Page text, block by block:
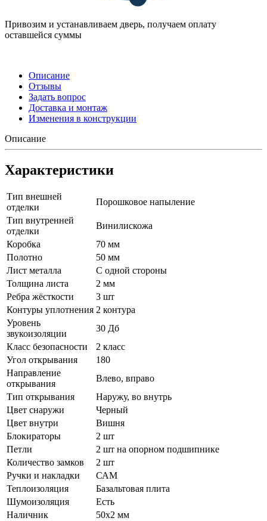
Привозим и устанавливаем дверь, получаем оплату
оставшейся суммы
Описание
Отзывы
Задать вопрос
Доставка и монтаж
Изменения в конструкции
Описание
Характеристики
Тип внешней
отделки
Порошковое напыление
Тип внутренней
отделки
Винилискожа
Коробка
70 мм
Полотно
50 мм
Лист металла
С одной стороны
Толщина листа
2 мм
Ребра жёсткости
3 шт
Контуры уплотнения 2 контура
Уровень
звукоизоляции
30 Дб
Класс безопасности
2 класс
Угол открывания
180
Направление
открывания
Влево, вправо
Тип открывания
Наружу, во внутрь
Цвет снаружи
Черный
Цвет внутри
Вишня
Блокираторы
2 шт
Петли
2 шт на опорном подшипнике
Количество замков
2 шт
Ручки и накладки
САМ
Теплоизоляция
Базальтовая плита
Шумоизоляция
Есть
Наличник
50х2 мм